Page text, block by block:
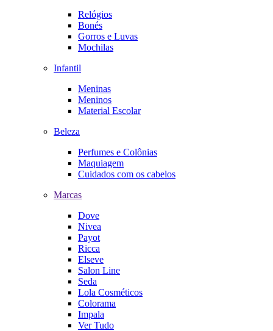
Relógios
Bonés
Gorros e Luvas
Mochilas
Infantil
Meninas
Meninos
Material Escolar
Beleza
Perfumes e Colônias
Maquiagem
Cuidados com os cabelos
Marcas
Dove
Nivea
Payot
Ricca
Elseve
Salon Line
Seda
Lola Cosméticos
Colorama
Impala
Ver Tudo